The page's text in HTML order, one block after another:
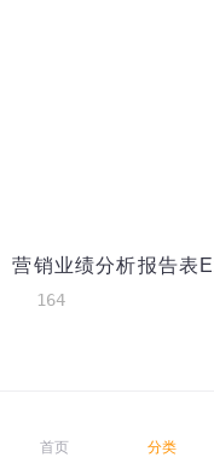
164
首页 分类